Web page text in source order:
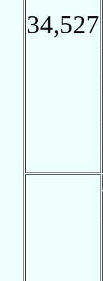
34,527